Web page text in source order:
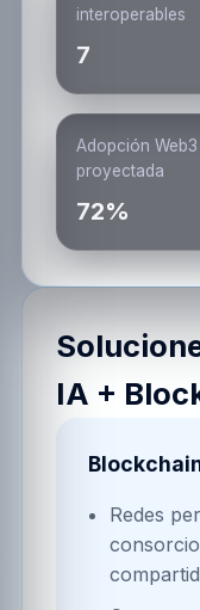
interoperables
7
Adopción Web3
proyectada
72%
IA +
Redes